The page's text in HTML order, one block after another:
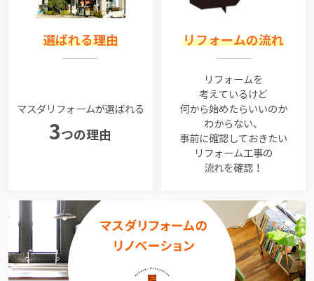
選ばれる理由
マスダリフォームが選ばれる
3つの理由
リフォームの流れ
リフォームを
考えているけど
何から始めたらいいのか
わからない、
事前に確認しておきたい
リフォーム工事の
流れを確認！